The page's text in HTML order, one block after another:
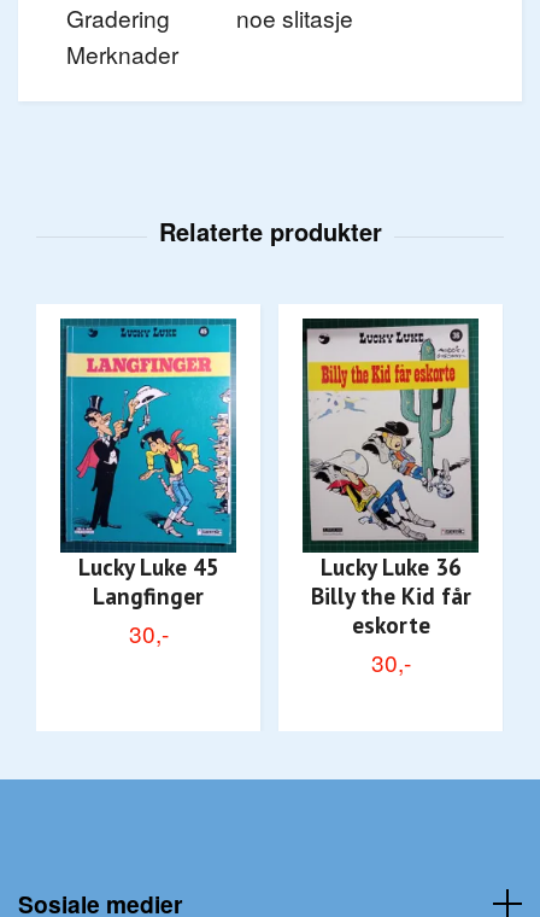
Gradering
noe slitasje
Merknader
Lucky Luke 45
Langfinger
30,-
Lucky Luke 36
Billy the Kid får
eskorte
30,-
Sosiale medier